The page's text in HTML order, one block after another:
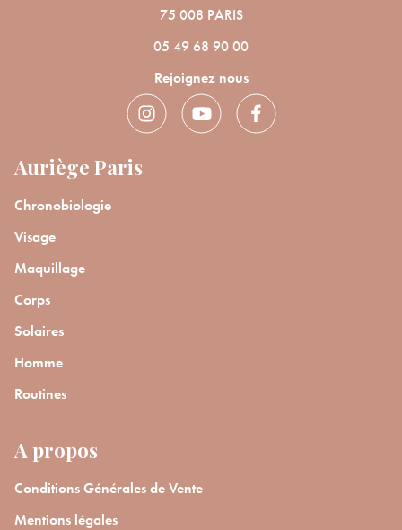
75 008 PARIS
05 49 68 90 00
Rejoignez nous
Auriège Paris
Chronobiologie
Visage
Maquillage
Corps
Solaires
Homme
Routines
A propos
Conditions Générales de Vente
Mentions légales